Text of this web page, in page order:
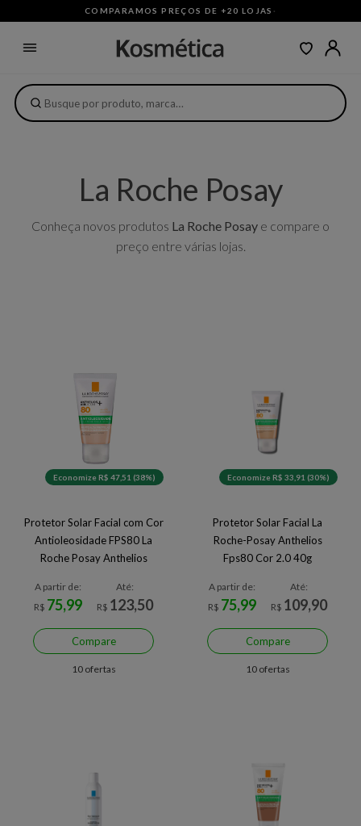
COMPARAMOS PREÇOS DE +20 LOJAS ·
La Roche Posay
Conheça novos produtos La Roche Posay e compare o
preço entre várias lojas.
Economize R$ 47,51 (38%)
Protetor Solar Facial com Cor
Antioleosidade FPS80 La
Roche Posay Anthelios
A partir de:
R$ 75,99
Até:
R$ 123,50
Compare
10 ofertas
Economize R$ 33,91 (30%)
Protetor Solar Facial La
Roche-Posay Anthelios
Fps80 Cor 2.0 40g
A partir de:
R$ 75,99
Até:
R$ 109,90
Compare
10 ofertas